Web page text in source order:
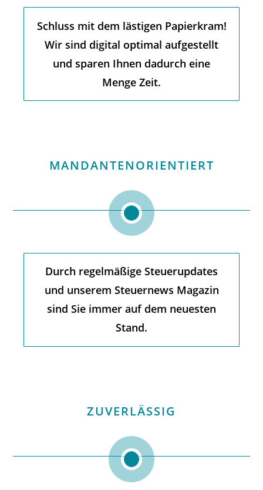
Schluss mit dem lästigen Papierkram!
Wir sind digital optimal aufgestellt
und sparen Ihnen dadurch eine
Menge Zeit.
MANDANTENORIENTIERT
Durch regelmäßige Steuerupdates
und unserem Steuernews Magazin
sind Sie immer auf dem neuesten
Stand.
ZUVERLÄSSIG